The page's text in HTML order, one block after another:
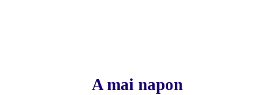
A mai napon